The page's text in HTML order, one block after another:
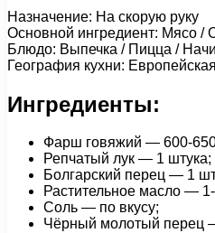
Назначение: На скорую руку
Основной ингредиент: Мясо
Блюдо: Выпечка / Пицца /
География кухни: Европейская
Ингредиенты:
Фарш говяжий — 600-
Репчатый лук — 1 штука;
Болгарский перец — 1
Растительное масло — 1-
Соль — по вкусу;
Чёрный молотый перец